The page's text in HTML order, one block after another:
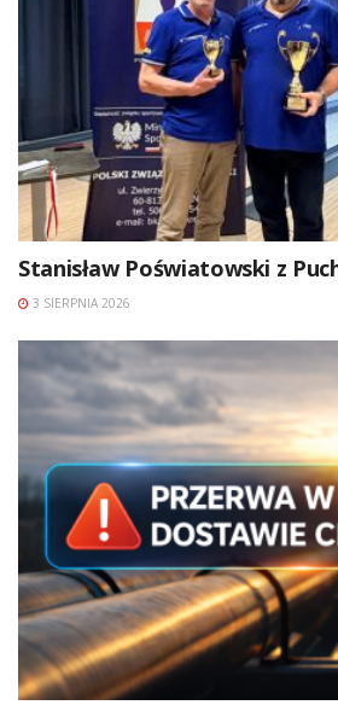
Stanisław Poświatowski z
3 SIERPNIA 2026